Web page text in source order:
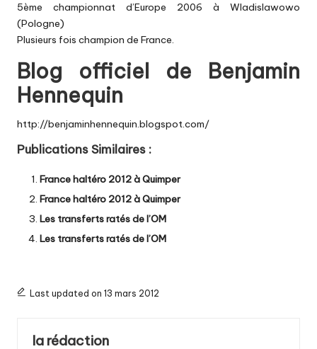
5ème championnat d’Europe 2006 à Wladislawowo
(Pologne)
Plusieurs fois champion de France.
Blog officiel de Benjamin
Hennequin
http://benjaminhennequin.blogspot.com/
Publications Similaires :
France haltéro 2012 à Quimper
France haltéro 2012 à Quimper
Les transferts ratés de l’OM
Les transferts ratés de l’OM
Last updated on 13 mars 2012
la rédaction